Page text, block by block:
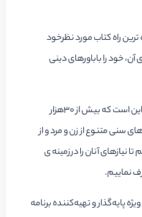
راه کتاب مورد نظرخود
آن، خود را باباورهای دینی
سخن آخراینکه امروز افتخار ما این است که بیش از 30هزار
سنی متنوع از زن و‌ مرد و از
نیازهای آنان را درزمینه ی
نماییم.
پایه‌گذار و تهیه‌کننده برنامه